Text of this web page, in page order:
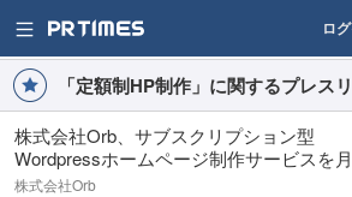
ロ
「定額制HP制作」に関するプレス
株式会社Orb、サブスクリプション型
Wordpressホームページ制作サービスを
9,000円～提供開始
株式会社Orb